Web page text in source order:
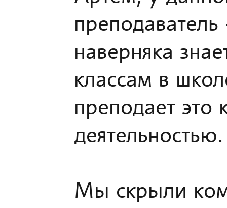
наверняка
классам в
преподает это
деятельностью.
Мы скрыли